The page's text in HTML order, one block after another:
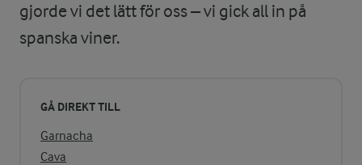
gjorde vi det lätt för oss – vi gick all in på
spanska viner.
GÅ DIREKT TILL
Garnacha
Cava